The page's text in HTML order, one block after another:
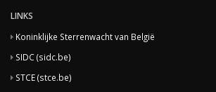
LINKS
Koninklijke Sterrenwacht van België
SIDC (sidc.be)
STCE (stce.be)